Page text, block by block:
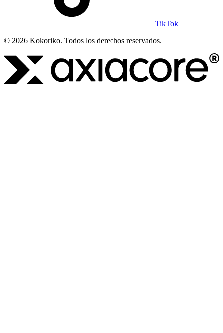
TikTok
© 2026 Kokoriko. Todos los derechos reservados.